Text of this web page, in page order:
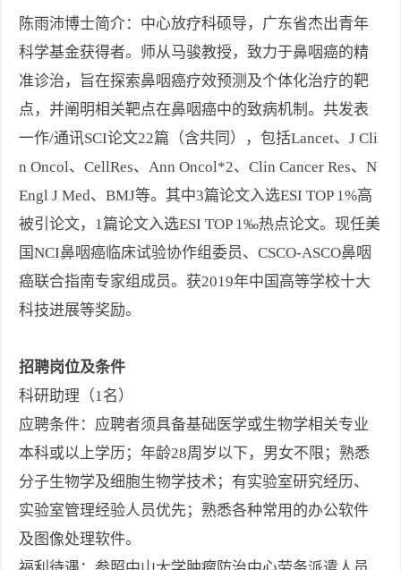
陈雨沛博士简介：中心放疗科硕导，广东省杰出青年
科学基金获得者。师从马骏教授，致力于鼻咽癌的精
准诊治，旨在探索鼻咽癌疗效预测及个体化治疗的靶
点，并阐明相关靶点在鼻咽癌中的致病机制。共发表
一作/通讯SCI论文22篇（含共同），包括Lancet、J Cli
n Oncol、CellRes、Ann Oncol*2、Clin Cancer Res、N
Engl J Med、BMJ等。其中3篇论文入选ESI TOP 1%高
被引论文，1篇论文入选ESI TOP 1‰热点论文。现任美
国NCI鼻咽癌临床试验协作组委员、CSCO-ASCO鼻咽
癌联合指南专家组成员。获2019年中国高等学校十大
科技进展等奖励。
招聘岗位及条件
科研助理（1名）
应聘条件：应聘者须具备基础医学或生物学相关专业
本科或以上学历；年龄28周岁以下，男女不限；熟悉
分子生物学及细胞生物学技术；有实验室研究经历、
实验室管理经验人员优先；熟悉各种常用的办公软件
及图像处理软件。